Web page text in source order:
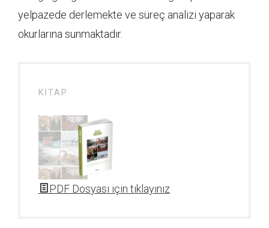
yelpazede derlemekte ve süreç analizi yaparak
okurlarına sunmaktadır.
KITAP
PDF Dosyası için tıklayınız